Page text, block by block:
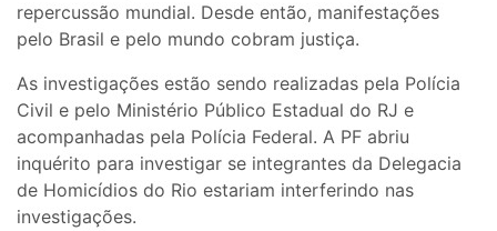
repercussão mundial. Desde então, manifestações
pelo Brasil e pelo mundo cobram justiça.
As investigações estão sendo realizadas pela Polícia
Civil e pelo Ministério Público Estadual do RJ e
acompanhadas pela Polícia Federal. A PF abriu
inquérito para investigar se integrantes da Delegacia
de Homicídios do Rio estariam interferindo nas
investigações.